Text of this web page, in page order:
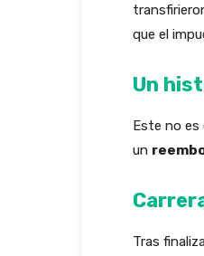
que el
Un
Este no es
un
Tras